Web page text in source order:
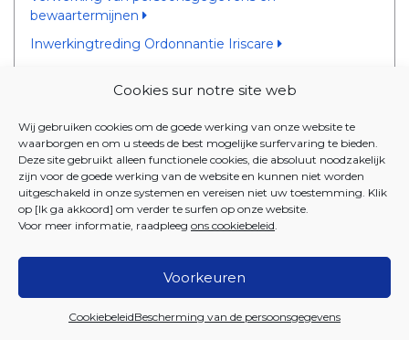
Cookies sur notre site web
Wij gebruiken cookies om de goede werking van onze website te
waarborgen en om u steeds de best mogelijke surfervaring te bieden.
Deze site gebruikt alleen functionele cookies, die absoluut noodzakelijk
zijn voor de goede werking van de website en kunnen niet worden
uitgeschakeld in onze systemen en vereisen niet uw toestemming. Klik
op [Ik ga akkoord] om verder te surfen op onze website.
Voor meer informatie, raadpleeg ons cookiebeleid.
Voorkeuren
CookiebeleidBescherming van de persoonsgegevens
bewaartermijnen
Inwerkingtreding Ordonnantie Iriscare
ALGEMENE BEPALINGEN
23 MAART 2017 - Ordonnantie houdende de oprichting
van de bicommunautaire Dienst voor Gezondheid,
Bijstand aan Personen en Gezinsbijslag
2026 Iriscare